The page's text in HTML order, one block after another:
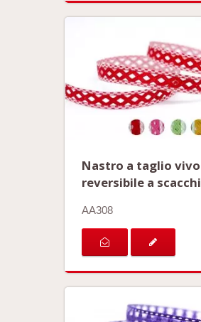
Nastro a taglio vivo
reversibile a scacchi
AA308